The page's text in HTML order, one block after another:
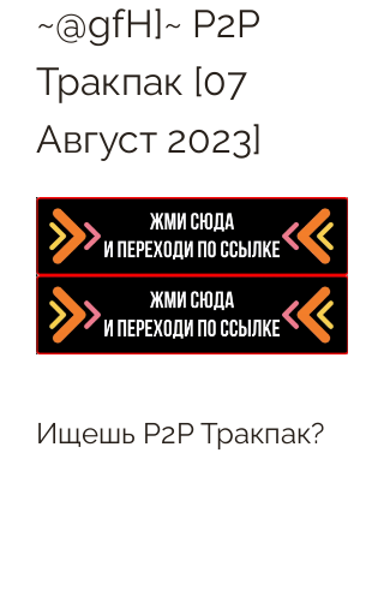
~@gfH]~ P2P
Тракпак [07
Август 2023]
Ищешь P2P Тракпак?